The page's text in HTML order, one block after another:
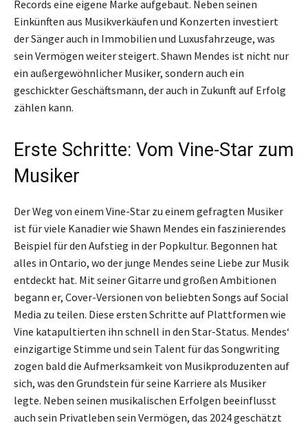
Records eine eigene Marke aufgebaut. Neben seinen
Einkünften aus Musikverkäufen und Konzerten investiert
der Sänger auch in Immobilien und Luxusfahrzeuge, was
sein Vermögen weiter steigert. Shawn Mendes ist nicht nur
ein außergewöhnlicher Musiker, sondern auch ein
geschickter Geschäftsmann, der auch in Zukunft auf Erfolg
zählen kann.
Erste Schritte: Vom Vine-Star zum
Musiker
Der Weg von einem Vine-Star zu einem gefragten Musiker
ist für viele Kanadier wie Shawn Mendes ein faszinierendes
Beispiel für den Aufstieg in der Popkultur. Begonnen hat
alles in Ontario, wo der junge Mendes seine Liebe zur Musik
entdeckt hat. Mit seiner Gitarre und großen Ambitionen
begann er, Cover-Versionen von beliebten Songs auf Social
Media zu teilen. Diese ersten Schritte auf Plattformen wie
Vine katapultierten ihn schnell in den Star-Status. Mendes‘
einzigartige Stimme und sein Talent für das Songwriting
zogen bald die Aufmerksamkeit von Musikproduzenten auf
sich, was den Grundstein für seine Karriere als Musiker
legte. Neben seinen musikalischen Erfolgen beeinflusst
auch sein Privatleben sein Vermögen, das 2024 geschätzt